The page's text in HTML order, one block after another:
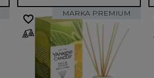
MARKA PREMIUM
favorite_border
favorite_border